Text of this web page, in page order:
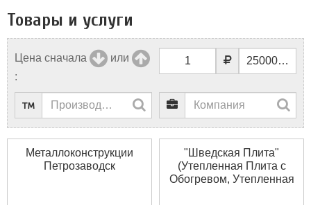
Товары и услуги
Цена сначала
или
:
Металлоконструкции
Петрозаводск
"Шведская Плита"
(Утепленная Плита с
Обогревом, Утепленная